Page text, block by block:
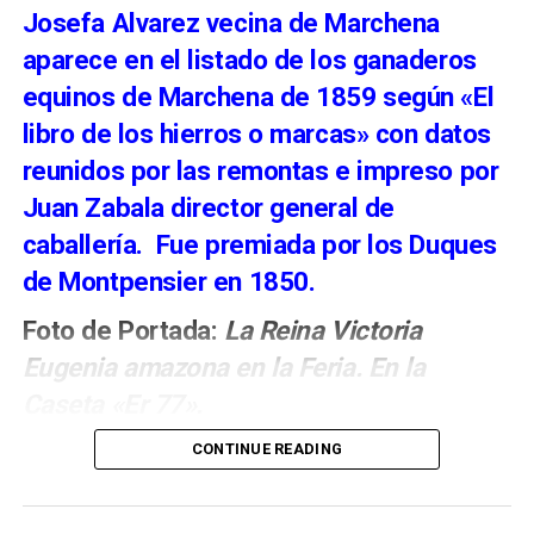
15 y el 22 de agosto.
Marchena en la conquista de
Málaga
Josefa Alvarez vecina de Marchena
aparece en el listado de los ganaderos
equinos de Marchena de 1859 según «El
libro de los hierros o marcas» con datos
reunidos por las remontas e impreso por
Juan Zabala director general de
caballería. Fue premiada por los Duques
de Montpensier en 1850.
Foto de Portada: La Reina Victoria
Eugenia amazona en la Feria. En la
CONTINUE READING